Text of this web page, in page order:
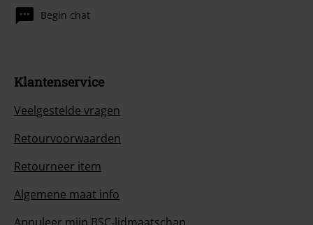
Begin chat
Klantenservice
Veelgestelde vragen
Retourvoorwaarden
Retourneer item
Algemene maat info